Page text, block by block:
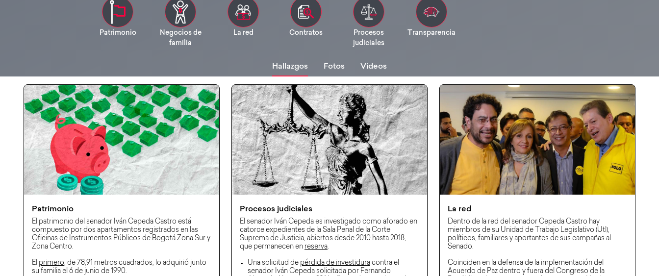
Patrimonio
Negocios de
familia
La red Contratos
Procesos
judiciales
Transparencia
Hallazgos Fotos Videos
Patrimonio
El patrimonio del senador Iván Cepeda Castro está
compuesto por dos apartamentos registrados en las
Oficinas de Instrumentos Públicos de Bogotá Zona Sur y
Zona Centro.
El primero, de 78,91 metros cuadrados, lo adquirió junto
su familia el 6 de junio de 1990.
Procesos judiciales
El senador Iván Cepeda es investigado como aforado en
catorce expedientes de la Sala Penal de la Corte
Suprema de Justicia, abiertos desde 2010 hasta 2018,
que permanecen en reserva.
Una solicitud de pérdida de investidura contra el
senador Iván Cepeda solicitada por Fernando
La red
Dentro de la red del senador Cepeda Castro hay
miembros de su Unidad de Trabajo Legislativo (Utl),
políticos, familiares y aportantes de sus campañas al
Senado.
Coinciden en la defensa de la implementación del
Acuerdo de Paz dentro y fuera del Congreso de la